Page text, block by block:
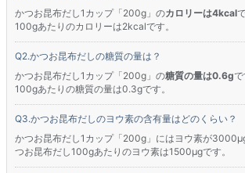
かつお昆布だし1カップ「200g」のカロリーは4kcal
100gあたりのカロリーは2kcalです。
かつお昆布だしの糖質の量は？
かつお昆布だし1カップ「200g」の糖質の量は0.6g
100gあたりの糖質の量は0.3gです。
かつお昆布だしのヨウ素の含有量はどのくらい？
かつお昆布だし1カップ「200g」にはヨウ素が
つお昆布だし100gあたりのヨウ素は1500μgです。